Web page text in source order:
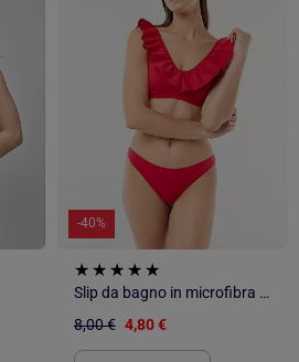
-40%
Slip da bagno in microfibra morbida
8,00 € 4,80 €